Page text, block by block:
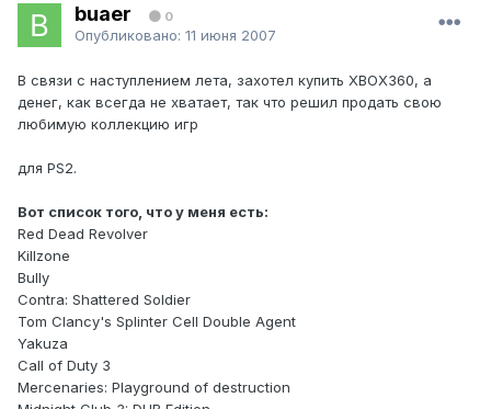
buaer 0
Опубликовано: 11 июня 2007
В связи с наступлением лета, захотел купить XBOX360, а
денег, как всегда не хватает, так что решил продать свою
любимую коллекцию игр
для PS2.
Вот список того, что у меня есть:
Red Dead Revolver
Killzone
Bully
Contra: Shattered Soldier
Tom Clancy's Splinter Cell Double Agent
Yakuza
Call of Duty 3
Mercenaries: Playground of destruction